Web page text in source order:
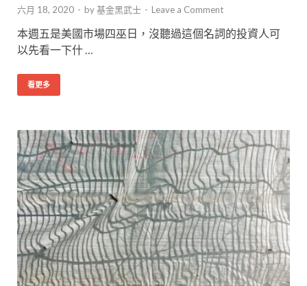
六月 18, 2020 - by基金黑武士 - Leave a Comment
本週五是美國市場四巫日，沒聽過這個名詞的投資人可
以先看一下什 …
看更多